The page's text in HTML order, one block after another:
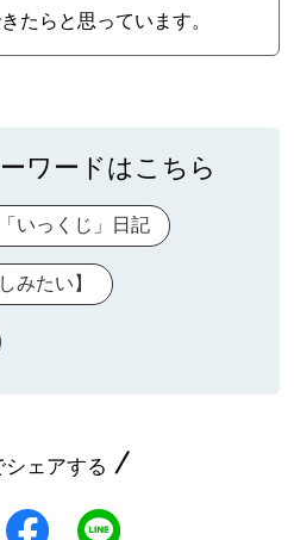
たらと思っています。
ワードはこちら
いっくじ」日記
みたい】
シェアする